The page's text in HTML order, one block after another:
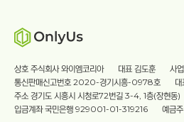
상호 주식회사 와이엠코리아 대표 김도훈
사
통신판매신고번호 2020-경기시흥-0978호
주소 경기도 시흥시 시청로72번길 3-4, 1층(장현동)
입금계좌 국민은행 929001-01-319216
예금